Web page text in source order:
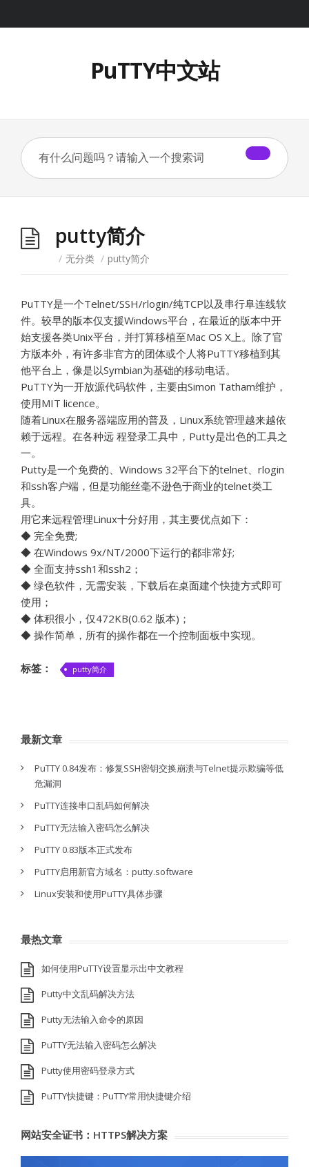
PuTTY中文站
putty简介
/ 无分类 / putty简介
PuTTY是一个Telnet/SSH/rlogin/纯TCP以及串行阜连线软
件。较早的版本仅支援Windows平台，在最近的版本中开
始支援各类Unix平台，并打算移植至Mac OS X上。除了官
方版本外，有许多非官方的团体或个人将PuTTY移植到其
他平台上，像是以Symbian为基础的移动电话。
PuTTY为一开放源代码软件，主要由Simon Tatham维护，
使用MIT licence。
随着Linux在服务器端应用的普及，Linux系统管理越来越依
赖于远程。在各种远 程登录工具中，Putty是出色的工具之
一。
Putty是一个免费的、Windows 32平台下的telnet、rlogin
和ssh客户端，但是功能丝毫不逊色于商业的telnet类工
具。
用它来远程管理Linux十分好用，其主要优点如下：
◆ 完全免费;
◆ 在Windows 9x/NT/2000下运行的都非常好;
◆ 全面支持ssh1和ssh2；
◆ 绿色软件，无需安装，下载后在桌面建个快捷方式即可
使用；
◆ 体积很小，仅472KB(0.62 版本)；
◆ 操作简单，所有的操作都在一个控制面板中实现。
标签： putty简介
最新文章
PuTTY 0.84发布：修复SSH密钥交换崩溃与Telnet提示欺骗等低
危漏洞
PuTTY连接串口乱码如何解决
PuTTY无法输入密码怎么解决
PuTTY 0.83版本正式发布
PuTTY启用新官方域名：putty.software
Linux安装和使用PuTTY具体步骤
最热文章
如何使用PuTTY设置显示出中文教程
Putty中文乱码解决方法
Putty无法输入命令的原因
PuTTY无法输入密码怎么解决
Putty使用密码登录方式
PuTTY快捷键：PuTTY常用快捷键介绍
网站安全证书：HTTPS解决方案